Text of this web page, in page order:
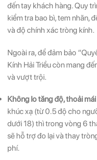
đến tay khách hàng. Quy
kiểm tra bao bì, tem nhãn,
và độ chính xác tròng kính.
Ngoài ra, để đảm bảo
Kính Hải Triều còn mang
và vượt trội.
Không lo tăng độ, thoải
khúc xạ (từ 0.5 độ cho
dưới 18) thì trong vòng 6
sẽ hỗ trợ đo lại và thay
phí.